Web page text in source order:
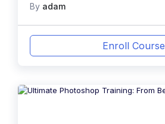
By adam
Enroll Course